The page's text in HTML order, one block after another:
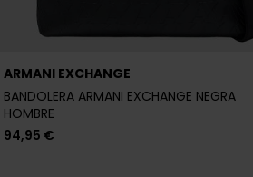
ARMANI EXCHANGE
BANDOLERA ARMANI EXCHANGE NEGRA
HOMBRE
94,95 €